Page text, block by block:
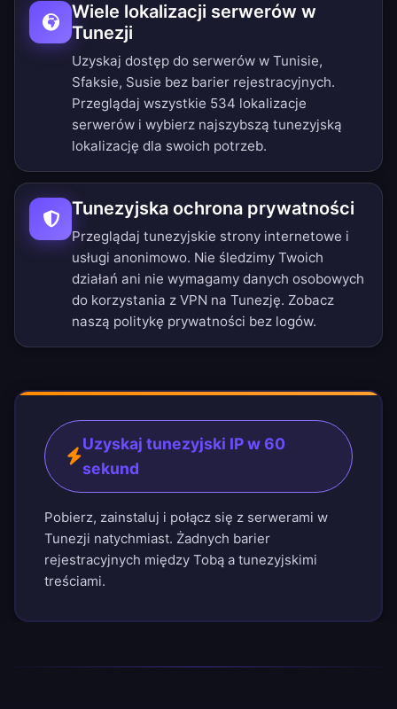
Wiele lokalizacji serwerów w
Tunezji
Uzyskaj dostęp do serwerów w Tunisie,
Sfaksie, Susie bez barier rejestracyjnych.
Przeglądaj wszystkie 534 lokalizacje
serwerów i wybierz najszybszą tunezyjską
lokalizację dla swoich potrzeb.
Tunezyjska ochrona prywatności
Przeglądaj tunezyjskie strony internetowe i
usługi anonimowo. Nie śledzimy Twoich
działań ani nie wymagamy danych osobowych
do korzystania z VPN na Tunezję. Zobacz
naszą politykę prywatności bez logów.
Uzyskaj tunezyjski IP w 60
sekund
Pobierz, zainstaluj i połącz się z serwerami w
Tunezji natychmiast. Żadnych barier
rejestracyjnych między Tobą a tunezyjskimi
treściami.